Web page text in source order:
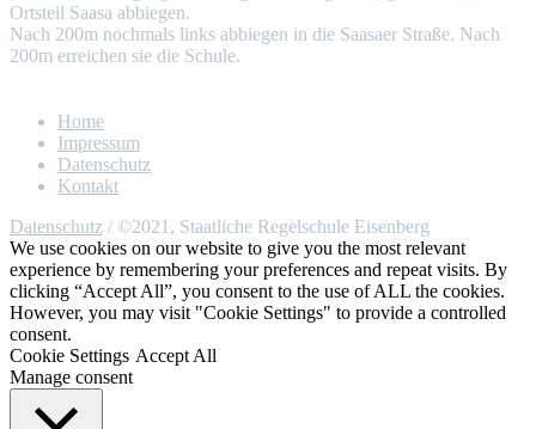
Ortsteil Saasa abbiegen.
Nach 200m nochmals links abbiegen in die Saasaer Straße. Nach
200m erreichen sie die Schule.
Home
Impressum
Datenschutz
Kontakt
Datenschutz / ©2021, Staatliche Regelschule Eisenberg
We use cookies on our website to give you the most relevant
experience by remembering your preferences and repeat visits. By
clicking “Accept All”, you consent to the use of ALL the cookies.
However, you may visit "Cookie Settings" to provide a controlled
consent.
Cookie Settings Accept All
Manage consent